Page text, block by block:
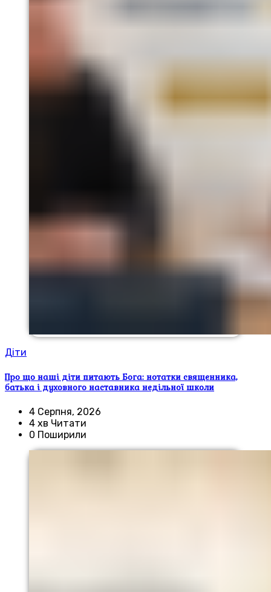
Діти
Про що наші діти питають Бога: нотатки священника,
батька і духовного наставника недільної школи
4 Серпня, 2026
4 хв Читати
0 Поширили